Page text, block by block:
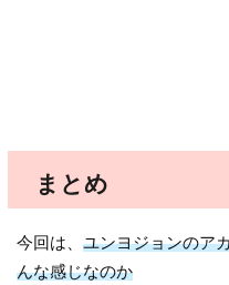
まとめ
今回は、ユンヨジョンのア
んな感じなのか